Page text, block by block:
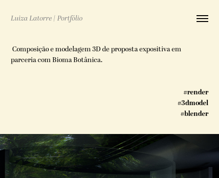
Luiza Latorre | Portfólio
Composição e modelagem 3D de proposta expositiva em
parceria com Bioma Botânica.
#render
#3dmodel
#blender